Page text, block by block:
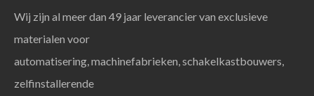
Wij zijn al meer dan 49 jaar leverancier van exclusieve
materialen voor
automatisering, machinefabrieken, schakelkastbouwers,
zelfinstallerende